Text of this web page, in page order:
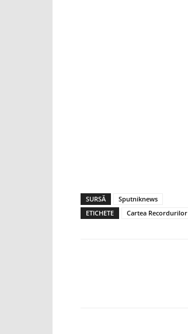
SURSĂ
Sputniknews
ETICHETE
Cartea Recordurilor